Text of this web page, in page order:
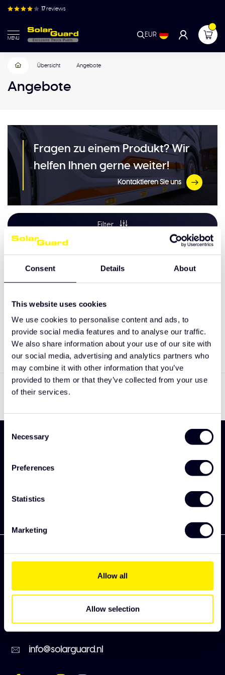
Consent Details About
This website uses cookies
We use cookies to personalise content and ads, to
provide social media features and to analyse our traffic.
We also share information about your use of our site with
our social media, advertising and analytics partners who
may combine it with other information that you’ve
provided to them or that they’ve collected from your use
of their services.
Selection
Necessary
Preferences
Statistics
Marketing
Allow all
Allow selection
17reviews
MENU
EUR
Übersicht Angebote
Angebote
Fragen zu einem Produkt? Wir
helfen Ihnen gerne weiter!
Kontaktieren Sie uns
Filter
Keine Produkte gefunden!
WEITER EINKAUFEN
Zeige 0 -0 von 0
Melden Sie sich an und entdecken Sie als Erste
Abonnieren
3151 ZC Hoek van Holland
+31 (0)174 385220
info@solarguard.nl